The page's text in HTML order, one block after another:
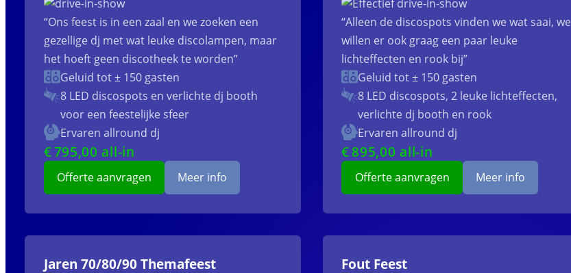
“Ons feest is in een zaal en we zoeken een
gezellige dj met wat leuke discolampen, maar
het hoeft geen discotheek te worden”
Geluid tot ± 150 gasten
8 LED discospots en verlichte dj booth
voor een feestelijke sfeer
Ervaren allround dj
€795,00 all-in
Offerte aanvragen Meer info
“Alleen de discospots vinden we wat saai, we
willen er ook graag een paar leuke
lichteffecten en rook bij”
Geluid tot ± 150 gasten
8 LED discospots, 2 leuke lichteffecten,
verlichte dj booth en rook
Ervaren allround dj
€895,00 all-in
Offerte aanvragen Meer info
Jaren 70/80/90 Themafeest Fout Feest